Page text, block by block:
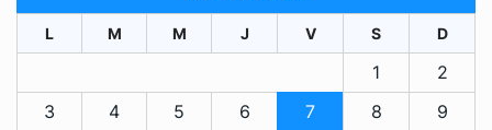
L M M J V S D
1
2
3
4 5 6 7 8
9